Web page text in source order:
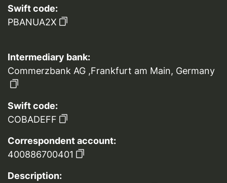
Swift code:
PBANUA2X
Intermediary bank:
Commerzbank AG ,Frankfurt am Main, Germany
Swift code:
COBADEFF
Correspondent account:
400886700401
Description: